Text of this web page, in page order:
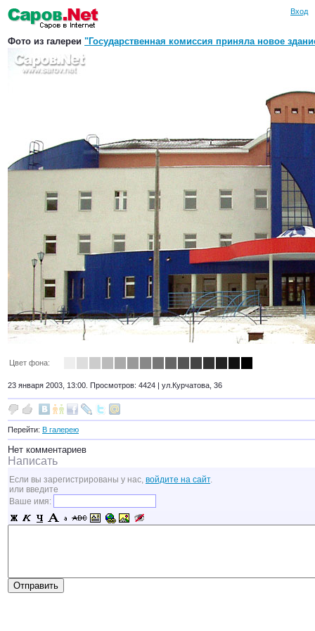
Вход
Фото из галереи "Государственная комиссия приняла новое
Цвет фона:
23 января 2003, 13:00. Просмотров: 4424 | ул.Курчатова, 36
Перейти: В галерею
Нет комментариев
Написать
Если вы зарегистрированы у нас, войдите на сайт.
или введите
Ваше имя: